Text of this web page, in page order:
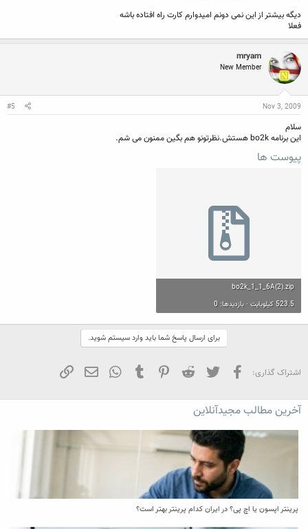
دیگه بیشتر از این نمی دونم امیدوارم کارت راه افتاده باشه
فعلا
mryam
New Member
Nov 3, 2009
#5
سلام
این برنامه bo2k هستش.نظرتونو هم بگین ممنون می شم.
پیوست ها
bo2k_1_1_6A(2).zip
523.5 کیلوبایت · بازدیدها: 0
برای ارسال پاسخ شما باید وارد سیستم شوید.
اشتراک گذاری: فیسبوک تویتر Reddit
Pinterest
Tumblr
WhatsApp
ایمیل
آخرین مطالب مجیدآنلاین
پرینتر اپسون یا اچ پی؟ در ایران کدام پرینتر بهتر است؟